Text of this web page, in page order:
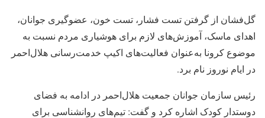
گل‌فشان از گرفتن تست فشار، تست خون، عضوگیری جوانان،
اهدای ماسک، آموزش‌های لازم برای هوشیاری مردم نسبت به
موضوع کرونا به‌عنوان فعالیت‌های اکیپ خدمت‌رسانی هلال‌احمر
در ایام نوروز نام برد.
رئیس سازمان جوانان جمعیت هلال‌احمر در ادامه به فضای
دوستدار کودک اشاره کرد و گفت: تیم‌های روانشناسی برای